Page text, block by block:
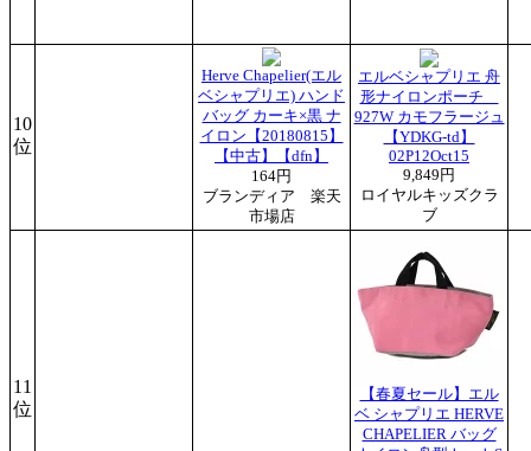
10
位
Herve Chapelier(エル
ベシャプリエ) ハンド
バッグ カーキ×黒 ナ
イロン【20180815】
【中古】【dfn】
164円
ブランディア 楽天
市場店
エルベシャプリエ 舟
形ナイロンポーチ
927W カモフラージュ
【YDKG-td】
02P12Oct15
9,849円
ロイヤルキッズクラ
ブ
11
位
【春夏セール】エル
ベ シャプリエ HERVE
CHAPELIER バッグ